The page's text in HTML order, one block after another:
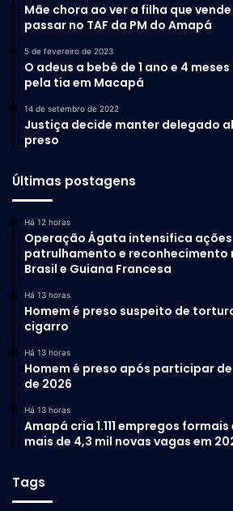
Mãe chora ao ver a filha que
passar no TAF da PM do Amapá
5 de fevereiro de 2023
O adeus a bebê de 1 ano e 4
pela tia em Macapá
14 de setembro de 2022
Justiça decide manter delegado
preso
Últimas postagens
Há 12 horas
Operação Ágata intensifica
patrulhamento e reconhecimento
Brasil e Guiana Francesa
Há 13 horas
Homem é preso suspeito de
cigarro
Há 13 horas
Homem é preso após participar
de 2026
Há 13 horas
Amapá cria 1.111 empregos
mais de 4,3 mil novas vagas em
Tags